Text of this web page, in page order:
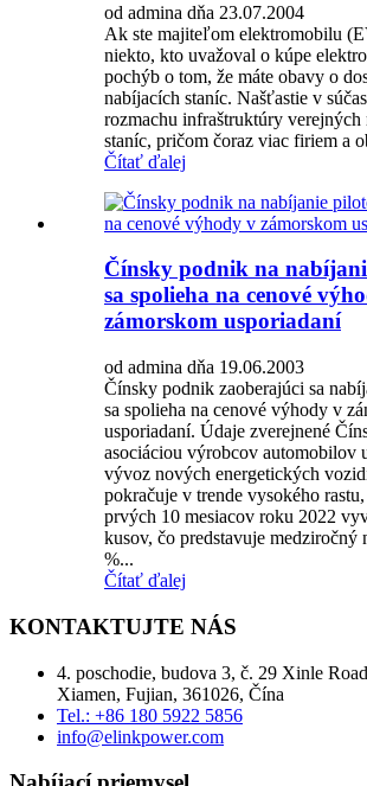
od admina dňa 23.07.2004
Ak ste majiteľom elektromobilu
niekto, kto uvažoval o kúpe
pochýb o tom, že máte obavy o
nabíjacích staníc. Našťastie v
rozmachu infraštruktúry verejných
staníc, pričom čoraz viac firiem a
Čítať ďalej
Čínsky podnik na
sa spolieha na cenové
zámorskom usporiadaní
od admina dňa 19.06.2003
Čínsky podnik zaoberajúci sa
sa spolieha na cenové výhody v
usporiadaní. Údaje zverejnené
asociáciou výrobcov automobilov
vývoz nových energetických
pokračuje v trende vysokého
prvých 10 mesiacov roku 2022
kusov, čo predstavuje medziročný
%...
Čítať ďalej
KONTAKTUJTE NÁS
4. poschodie, budova 3, č. 29 Xinle
Xiamen, Fujian, 361026, Čína
Tel.: +86 180 5922 5856
info@elinkpower.com